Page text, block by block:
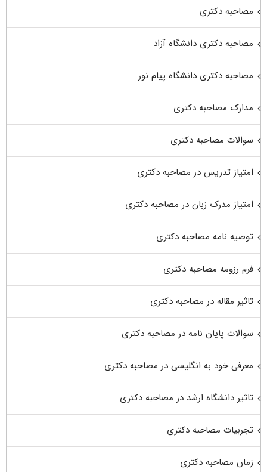
مصاحبه دکتری
مصاحبه دکتری دانشگاه آزاد
مصاحبه دکتری دانشگاه پیام نور
مدارک مصاحبه دکتری
سوالات مصاحبه دکتری
امتیاز تدریس در مصاحبه دکتری
امتیاز مدرک زبان در مصاحبه دکتری
توصیه نامه مصاحبه دکتری
فرم رزومه مصاحبه دکتری
تاثیر مقاله در مصاحبه دکتری
سوالات پایان نامه در مصاحبه دکتری
معرفی خود به انگلیسی در مصاحبه دکتری
تاثیر دانشگاه ارشد در مصاحبه دکتری
تجربیات مصاحبه دکتری
زمان مصاحبه دکتری